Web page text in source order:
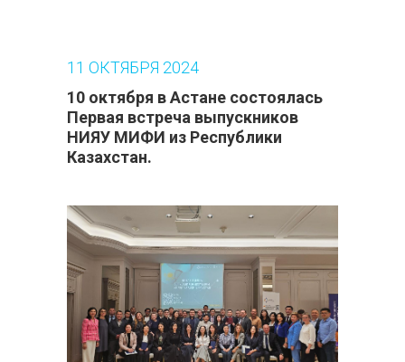
11 ОКТЯБРЯ 2024
10 октября в Астане состоялась
Первая встреча выпускников
НИЯУ МИФИ из Республики
Казахстан.